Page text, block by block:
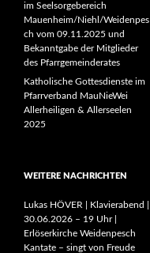
im Seelsorgebereich
Mauenheim/Niehl/Weidenpes
ch vom 09.11.2025 und
Bekanntgabe der Mitglieder
des Pfarrgemeinderates
Katholische Gottesdienste im
Pfarrverband MauNieWei
Allerheiligen & Allerseelen
2025
WEITERE NACHRICHTEN
Lukas HÖVER | Klavierabend |
30.06.2026 – 19 Uhr |
Erlöserkirche Weidenpesch
Kantate – singt von Freude